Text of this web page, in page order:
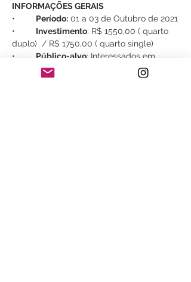
INFORMAÇÕES GERAIS
Período: 01 a 03 de Outubro de 2021
Investimento: R$ 1550,00 ( quarto
duplo)  / R$ 1750,00 ( quarto single)
Público-alvo: Interessados em
fotografia de paisagens, vida selvagem,
astrofotografia, balonismo,  viagens e